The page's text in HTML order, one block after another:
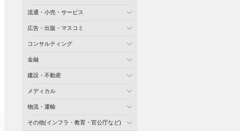
流通・小売・サービス
広告・出版・マスコミ
コンサルティング
金融
建設・不動産
メディカル
物流・運輸
その他(インフラ・教育・官公庁など)